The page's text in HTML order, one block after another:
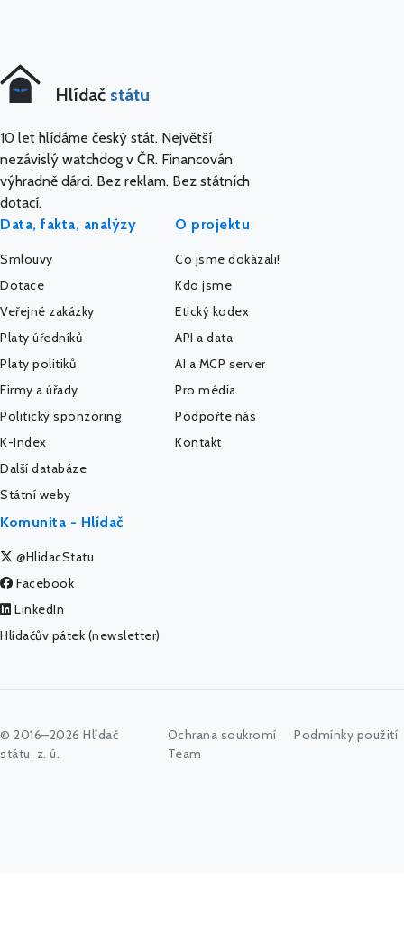
Hlídač státu
10 let hlídáme český stát. Největší
nezávislý watchdog v ČR. Financován
výhradně dárci. Bez reklam. Bez státních
dotací.
Data, fakta, analýzy
Smlouvy
Dotace
Veřejné zakázky
Platy úředníků
Platy politiků
Firmy a úřady
Politický sponzoring
K-Index
Další databáze
Státní weby
O projektu
Co jsme dokázali!
Kdo jsme
Etický kodex
API a data
AI a MCP server
Pro média
Podpořte nás
Kontakt
Komunita - Hlídač
@HlidacStatu
Facebook
LinkedIn
Hlídačův pátek (newsletter)
© 2016–2026 Hlídač
státu, z. ú.
Ochrana soukromí
Podmínky použití
Team